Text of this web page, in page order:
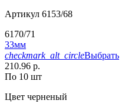
Артикул 6153/68
6170/71
33мм
checkmark_alt_circleВыбрать
210.96 р.
По 10 шт
Цвет черненый